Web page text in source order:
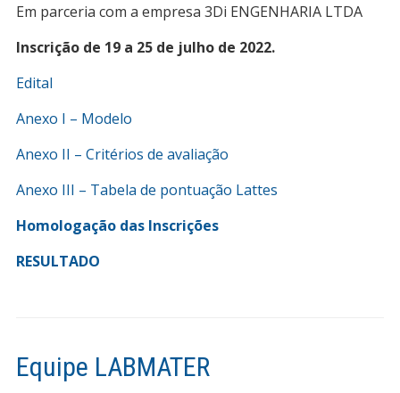
Em parceria com a empresa 3Di ENGENHARIA LTDA
Inscrição de 19 a 25 de julho de 2022.
Edital
Anexo I – Modelo
Anexo II – Critérios de avaliação
Anexo III – Tabela de pontuação Lattes
Homologação das Inscrições
RESULTADO
Equipe LABMATER